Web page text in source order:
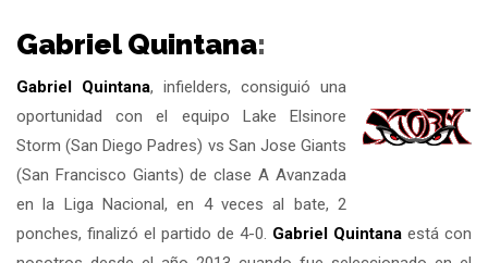
Gabriel Quintana:
Gabriel Quintana, infielders, consiguió una
oportunidad con el equipo Lake Elsinore
Storm (San Diego Padres) vs San Jose Giants
(San Francisco Giants) de clase A Avanzada
en la Liga Nacional, en 4 veces al bate, 2
ponches, finalizó el partido de 4-0. Gabriel Quintana está con